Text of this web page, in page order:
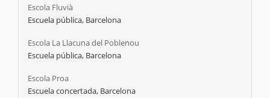
Escola Fluvià
Escuela pública, Barcelona
Escola La Llacuna del Poblenou
Escuela pública, Barcelona
Escola Proa
Escuela concertada, Barcelona